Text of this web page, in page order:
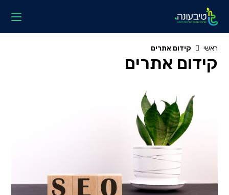
content
ראשי קידום אתרים
קידום אתרים